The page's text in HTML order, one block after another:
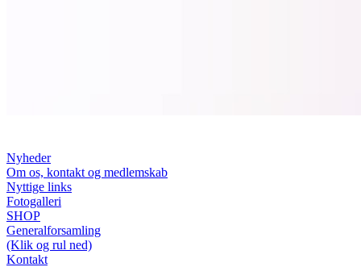
Nyheder
Om os, kontakt og medlemskab
Nyttige links
Fotogalleri
SHOP
Generalforsamling
(Klik og rul ned)
Kontakt